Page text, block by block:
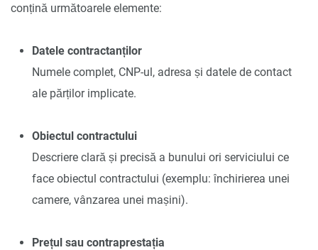
conțină următoarele elemente:
Datele contractanților
Numele complet, CNP-ul, adresa și datele de contact
ale părților implicate.
Obiectul contractului
Descriere clară și precisă a bunului ori serviciului ce
face obiectul contractului (exemplu: închirierea unei
camere, vânzarea unei mașini).
Prețul sau contraprestația